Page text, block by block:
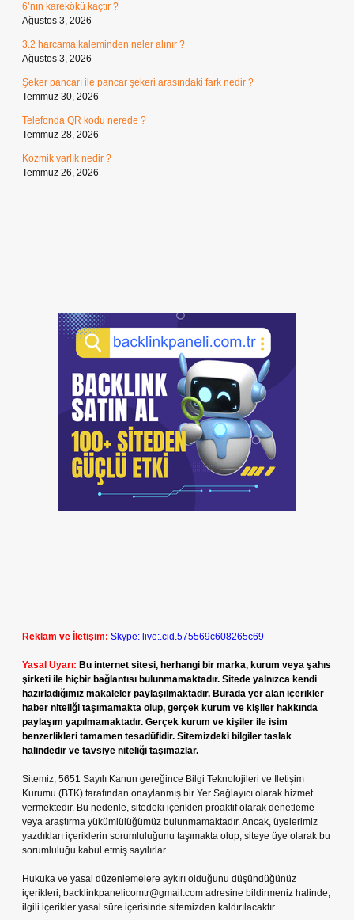
6’nın karekökü kaçtır ?
Ağustos 3, 2026
3.2 harcama kaleminden neler alınır ?
Ağustos 3, 2026
Şeker pancarı ile pancar şekeri arasındaki fark nedir ?
Temmuz 30, 2026
Telefonda QR kodu nerede ?
Temmuz 28, 2026
Kozmik varlık nedir ?
Temmuz 26, 2026
Reklam ve İletişim: Skype: live:.cid.575569c608265c69
Yasal Uyarı: Bu internet sitesi, herhangi bir marka, kurum veya şahıs
şirketi ile hiçbir bağlantısı bulunmamaktadır. Sitede yalnızca kendi
hazırladığımız makaleler paylaşılmaktadır. Burada yer alan içerikler
haber niteliği taşımamakta olup, gerçek kurum ve kişiler hakkında
paylaşım yapılmamaktadır. Gerçek kurum ve kişiler ile isim
benzerlikleri tamamen tesadüfidir. Sitemizdeki bilgiler taslak
halindedir ve tavsiye niteliği taşımazlar.
Sitemiz, 5651 Sayılı Kanun gereğince Bilgi Teknolojileri ve İletişim
Kurumu (BTK) tarafından onaylanmış bir Yer Sağlayıcı olarak hizmet
vermektedir. Bu nedenle, sitedeki içerikleri proaktif olarak denetleme
veya araştırma yükümlülüğümüz bulunmamaktadır. Ancak, üyelerimiz
yazdıkları içeriklerin sorumluluğunu taşımakta olup, siteye üye olarak bu
sorumluluğu kabul etmiş sayılırlar.
Hukuka ve yasal düzenlemelere aykırı olduğunu düşündüğünüz
içerikleri, backlinkpanelicomtr@gmail.com adresine bildirmeniz halinde,
ilgili içerikler yasal süre içerisinde sitemizden kaldırılacaktır.